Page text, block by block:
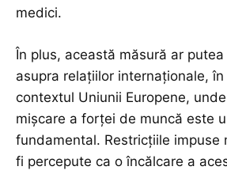
medici.
În plus, această măsură ar
asupra relațiilor internaționale, în
contextul Uniunii Europene,
mișcare a forței de muncă este
fundamental. Restricțiile impuse
fi percepute ca o încălcare a